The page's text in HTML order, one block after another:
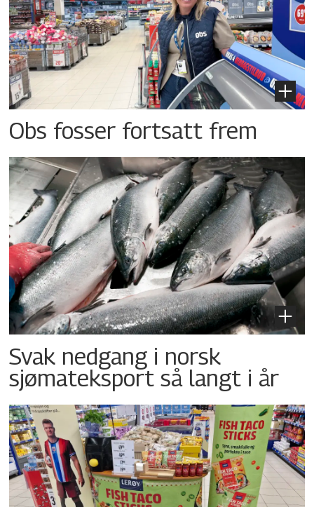
Obs fosser fortsatt frem
Svak nedgang i norsk
sjømateksport så langt i år